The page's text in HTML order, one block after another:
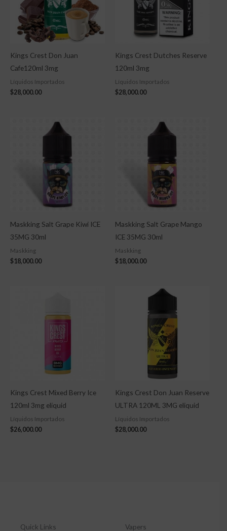
Kings Crest Don Juan
Cafe120ml 3mg
Líquidos Importados
$28,000.00
Kings Crest Dutches Reserve
120ml 3mg
Líquidos Importados
$28,000.00
Maskking Salt Grape Kiwi ICE
35MG 30ml
Maskking
$18,000.00
Maskking Salt Grape Mango
ICE 35MG 30ml
Maskking
$18,000.00
Kings Crest Mixed Berry Ice
120ml 3mg eliquid
Líquidos Importados
$26,000.00
Kings Crest Don Juan Reserve
ULTRA 120ML 3MG eliquid
Líquidos Importados
$28,000.00
Quick Links Vapers